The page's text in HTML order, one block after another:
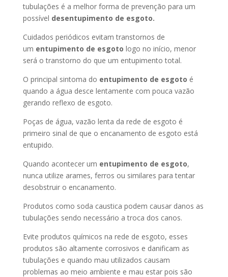
tubulações é a melhor forma de prevenção para um
possível desentupimento de esgoto.
Cuidados periódicos evitam transtornos de
um entupimento de esgoto logo no início, menor
será o transtorno do que um entupimento total.
O principal sintoma do entupimento de esgoto é
quando a água desce lentamente com pouca vazão
gerando reflexo de esgoto.
Poças de água, vazão lenta da rede de esgoto é
primeiro sinal de que o encanamento de esgoto está
entupido.
Quando acontecer um entupimento de esgoto,
nunca utilize arames, ferros ou similares para tentar
desobstruir o encanamento.
Produtos como soda caustica podem causar danos as
tubulações sendo necessário a troca dos canos.
Evite produtos químicos na rede de esgoto, esses
produtos são altamente corrosivos e danificam as
tubulações e quando mau utilizados causam
problemas ao meio ambiente e mau estar pois são